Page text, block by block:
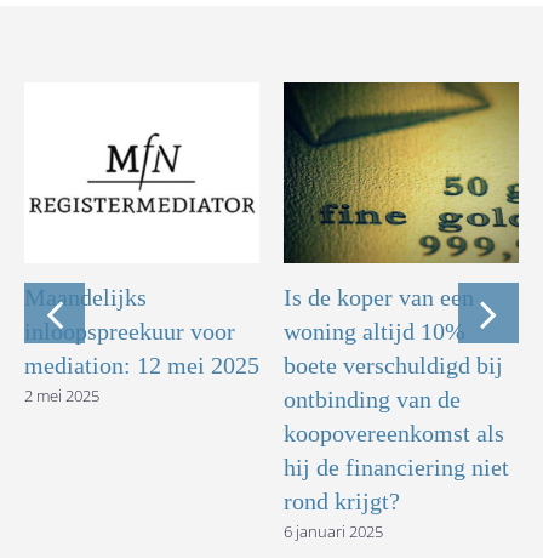
Maandelijks
inloopspreekuur voor
mediation: 12 mei 2025
2 mei 2025
Is de koper van een
woning altijd 10%
boete verschuldigd bij
ontbinding van de
koopovereenkomst als
hij de financiering niet
rond krijgt?
6 januari 2025